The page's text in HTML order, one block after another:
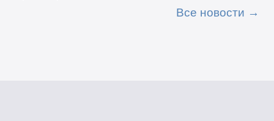
Все новости